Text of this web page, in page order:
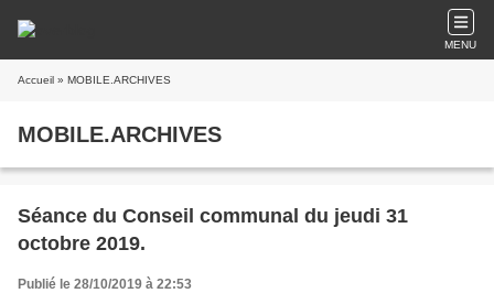
MENU
Accueil » MOBILE.ARCHIVES
MOBILE.ARCHIVES
Séance du Conseil communal du jeudi 31
octobre 2019.
Publié le 28/10/2019 à 22:53